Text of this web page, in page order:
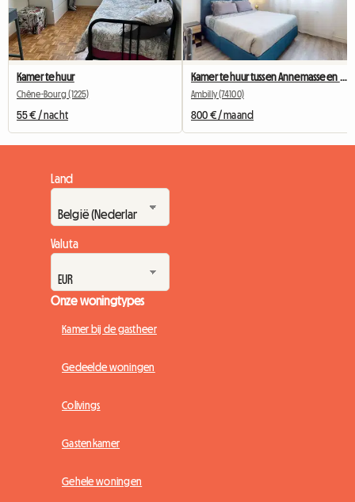
Kamer te huur
Chêne-Bourg (1225)
55 € / nacht
Ambilly (74100)
800 € / maand
Land
Valuta
Onze woningtypes
Kamer bij de gastheer
Gedeelde woningen
Colivings
Gastenkamer
Gehele woningen